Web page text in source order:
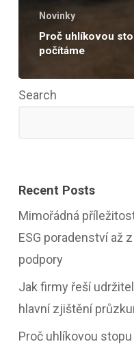
Novinky
Proč uhlíkovou
počítáme
Search
Recent Posts
Mimořádná
ESG poradenství až
podpory
Jak firmy řeší
hlavní zjištění
Proč uhlíkovou